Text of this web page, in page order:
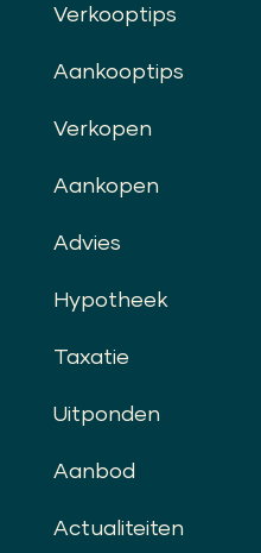
Verkooptips
Aankooptips
Verkopen
Aankopen
Advies
Hypotheek
Taxatie
Uitponden
Aanbod
Actualiteiten